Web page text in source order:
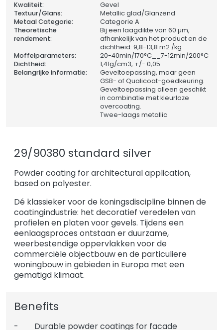
Kwaliteit:
Gevel
Textuur/Glans:
Metallic glad/Glanzend
Metaal Categorie:
Categorie A
Theoretische
rendement:
Bij een laagdikte van 60 µm,
afhankelijk van het product en de
dichtheid: 9,8-13,8 m2 /kg
Moffelparameters:
20-40min/170°C__7-12min/200°C
Dichtheid:
1,41g/cm3, +/- 0,05
Belangrijke informatie:
Geveltoepassing, maar geen
GSB- of Qualicoat-goedkeuring.
Geveltoepassing alleen geschikt
in combinatie met kleurloze
overcoating.
Twee-laags metallic
29/90380 standard silver
Powder coating for architectural application,
based on polyester.
Dé klassieker voor de koningsdiscipline binnen de
coatingindustrie: het decoratief veredelen van
profielen en platen voor gevels. Tijdens een
eenlaagsproces ontstaan er duurzame,
weerbestendige oppervlakken voor de
commerciële objectbouw en de particuliere
woningbouw in gebieden in Europa met een
gematigd klimaat.
Benefits
- Durable powder coatings for facade